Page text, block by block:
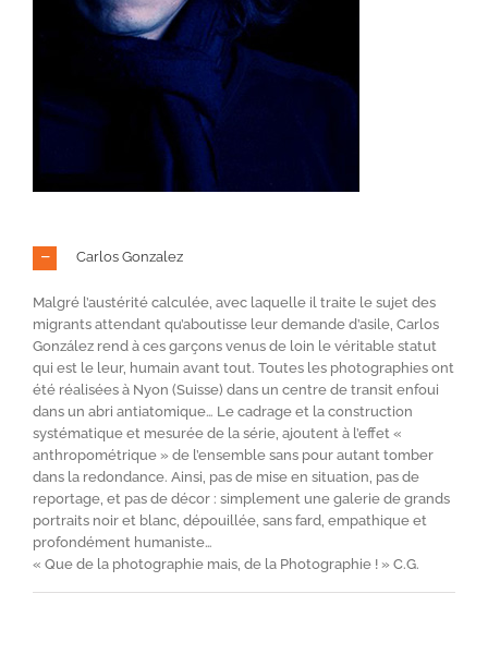
Carlos Gonzalez
Malgré l’austérité calculée, avec laquelle il traite le sujet des
migrants attendant qu’aboutisse leur demande d’asile, Carlos
González rend à ces garçons venus de loin le véritable statut
qui est le leur, humain avant tout. Toutes les photographies ont
été réalisées à Nyon (Suisse) dans un centre de transit enfoui
dans un abri antiatomique… Le cadrage et la construction
systématique et mesurée de la série, ajoutent à l’effet «
anthropométrique » de l’ensemble sans pour autant tomber
dans la redondance. Ainsi, pas de mise en situation, pas de
reportage, et pas de décor : simplement une galerie de grands
portraits noir et blanc, dépouillée, sans fard, empathique et
profondément humaniste…
« Que de la photographie mais, de la Photographie ! » C.G.